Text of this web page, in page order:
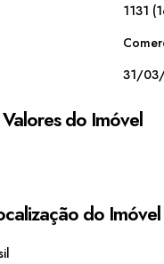
1131
31/
Valores do Imóvel
do Imóvel